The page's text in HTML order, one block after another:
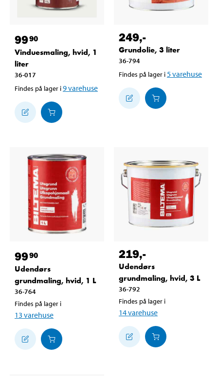
9990
Vinduesmaling, hvid, 1
liter
36-017
Findes på lager i9varehuse
249,-
Grundolie, 3 liter
36-794
Findes på lager i 5varehuse
9990
Udendørs
grundmaling, hvid, 1 L
36-764
Findes på lager i
13 varehuse
219,-
Udendørs
grundmaling, hvid, 3 L
36-792
Findes på lager i
14varehuse